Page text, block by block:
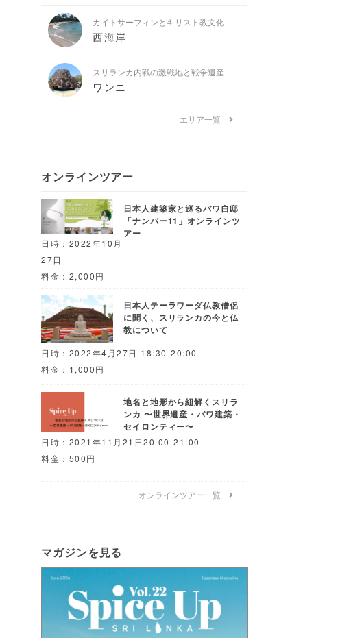
カイトサーフィンとキリスト教文化
西海岸
スリランカ内戦の激戦地と戦争遺産
ワンニ
エリア一覧
オンラインツアー
日本人建築家と巡るバワ自邸
「ナンバー11」オンラインツ
アー
日時：2022年10月
27日
料金：2,000円
日本人テーラワーダ仏教僧侶
に聞く、スリランカの今と仏
教について
日時：2022年4月27日 18:30-20:00
料金：1,000円
地名と地形から紐解くスリラ
ンカ 〜世界遺産・バワ建築・
セイロンティー〜
日時：2021年11月21日20:00-21:00
料金：500円
オンラインツアー一覧
マガジンを見る